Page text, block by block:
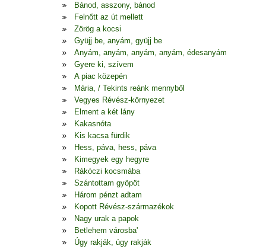
Bánod, asszony, bánod
Felnőtt az út mellett
Zörög a kocsi
Gyüjj be, anyám, gyüjj be
Anyám, anyám, anyám, anyám, édesanyám
Gyere ki, szívem
A piac közepén
Mária, / Tekints reánk mennyből
Vegyes Révész-környezet
Elment a két lány
Kakasnóta
Kis kacsa fürdik
Hess, páva, hess, páva
Kimegyek egy hegyre
Rákóczi kocsmába
Szántottam gyöpöt
Három pénzt adtam
Kopott Révész-származékok
Nagy urak a papok
Betlehem városba'
Úgy rakják, úgy rakják